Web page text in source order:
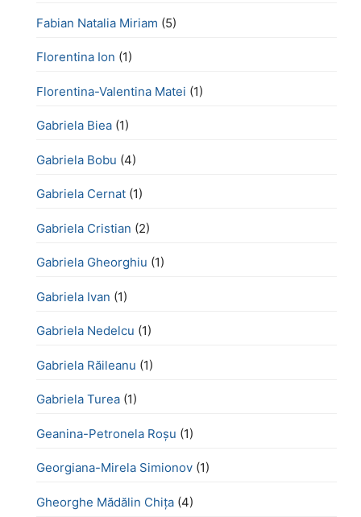
Fabian Natalia Miriam (5)
Florentina Ion (1)
Florentina-Valentina Matei (1)
Gabriela Biea (1)
Gabriela Bobu (4)
Gabriela Cernat (1)
Gabriela Cristian (2)
Gabriela Gheorghiu (1)
Gabriela Ivan (1)
Gabriela Nedelcu (1)
Gabriela Răileanu (1)
Gabriela Turea (1)
Geanina-Petronela Roșu (1)
Georgiana-Mirela Simionov (1)
Gheorghe Mădălin Chiţa (4)